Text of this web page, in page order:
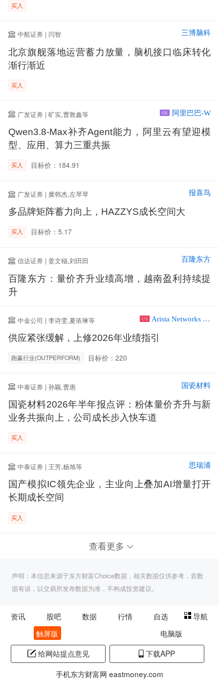
买入
中航证券 | 闫智 三博脑科
北京旗舰落地运营蓄力放量，脑机接口临床转化
渐行渐近
买入
广发证券 | 旷实,曹敦鑫等 HK 阿里巴巴-W
Qwen3.8-Max补齐Agent能力，阿里云有望迎模
型、应用、算力三重共振
买入 目标价：184.91
广发证券 | 糜韩杰,左琴琴 报喜鸟
多品牌矩阵蓄力向上，HAZZYS成长空间大
买入 目标价：5.17
信达证券 | 姜文镪,刘田田 百隆东方
百隆东方：量价齐升业绩高增，越南盈利持续提
升
中金公司 | 李诗雯,夏依琳等 US Arista Networks Inc
供应紧张缓解，上修2026年业绩指引
跑赢行业(OUTPERFORM) 目标价：220
中泰证券 | 孙颖,曹惠 国瓷材料
国瓷材料2026年半年报点评：粉体量价齐升与新
业务共振向上，公司成长步入快车道
买入
中泰证券 | 王芳,杨旭等 思瑞浦
国产模拟IC领先企业，主业向上叠加AI增量打开
长期成长空间
买入
查看更多
声明：本信息来源于东方财富Choice数据，相关数据仅供参考，若数
据有误，以交易所发布数据为准，不构成投资建议。
资讯 股吧 数据 行情 自选
导航
触屏版
电脑版
给网站提点意见
下载APP
手机东方财富网 eastmoney.com